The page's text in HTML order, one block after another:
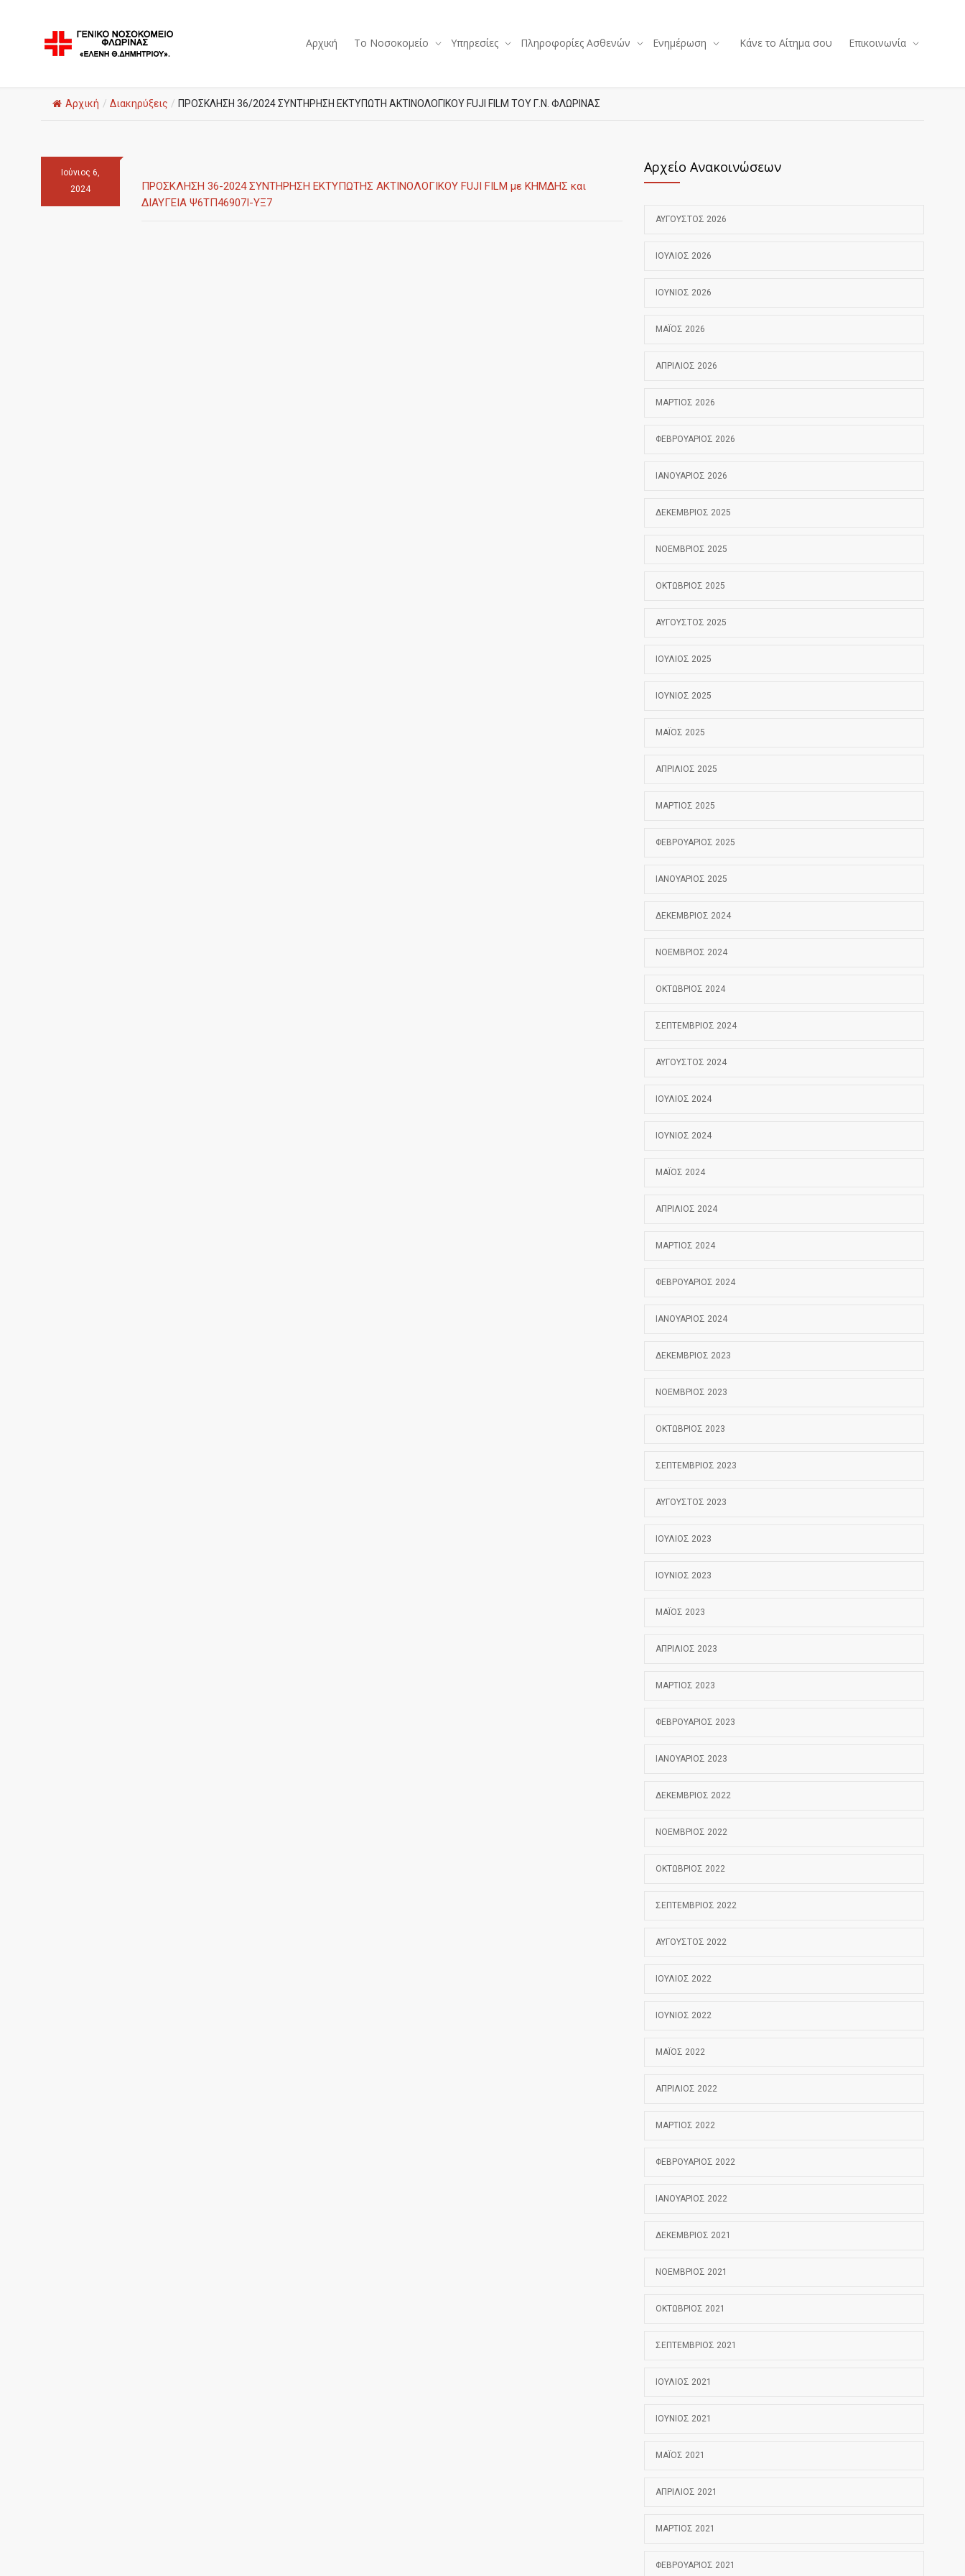
Αρχική Το Νοσοκομείο Υπηρεσίες Πληροφορίες Ασθενών Ενημέρωση Κάνε το Αίτημα σου Επικοινωνία
Αρχική / Διακηρύξεις / ΠΡΟΣΚΛΗΣΗ 36/2024 ΣΥΝΤΗΡΗΣΗ ΕΚΤΥΠΩΤΗ ΑΚΤΙΝΟΛΟΓΙΚΟΥ FUJI FILM ΤΟΥ Γ.Ν. ΦΛΩΡΙΝΑΣ
Ιούνιος 6,
2024
ΠΡΟΣΚΛΗΣΗ 36-2024 ΣΥΝΤΗΡΗΣΗ ΕΚΤΥΠΩΤΗΣ ΑΚΤΙΝΟΛΟΓΙΚΟΥ FUJI FILM με ΚΗΜΔΗΣ και
ΔΙΑΥΓΕΙΑ Ψ6ΤΠ46907Ι-ΥΞ7
Αρχείο Ανακοινώσεων
ΑΎΓΟΥΣΤΟΣ 2026
ΙΟΎΛΙΟΣ 2026
ΙΟΎΝΙΟΣ 2026
ΜΆΙΟΣ 2026
ΑΠΡΊΛΙΟΣ 2026
ΜΆΡΤΙΟΣ 2026
ΦΕΒΡΟΥΆΡΙΟΣ 2026
ΙΑΝΟΥΆΡΙΟΣ 2026
ΔΕΚΈΜΒΡΙΟΣ 2025
ΝΟΈΜΒΡΙΟΣ 2025
ΟΚΤΏΒΡΙΟΣ 2025
ΑΎΓΟΥΣΤΟΣ 2025
ΙΟΎΛΙΟΣ 2025
ΙΟΎΝΙΟΣ 2025
ΜΆΙΟΣ 2025
ΑΠΡΊΛΙΟΣ 2025
ΜΆΡΤΙΟΣ 2025
ΦΕΒΡΟΥΆΡΙΟΣ 2025
ΙΑΝΟΥΆΡΙΟΣ 2025
ΔΕΚΈΜΒΡΙΟΣ 2024
ΝΟΈΜΒΡΙΟΣ 2024
ΟΚΤΏΒΡΙΟΣ 2024
ΣΕΠΤΈΜΒΡΙΟΣ 2024
ΑΎΓΟΥΣΤΟΣ 2024
ΙΟΎΛΙΟΣ 2024
ΙΟΎΝΙΟΣ 2024
ΜΆΙΟΣ 2024
ΑΠΡΊΛΙΟΣ 2024
ΜΆΡΤΙΟΣ 2024
ΦΕΒΡΟΥΆΡΙΟΣ 2024
ΙΑΝΟΥΆΡΙΟΣ 2024
ΔΕΚΈΜΒΡΙΟΣ 2023
ΝΟΈΜΒΡΙΟΣ 2023
ΟΚΤΏΒΡΙΟΣ 2023
ΣΕΠΤΈΜΒΡΙΟΣ 2023
ΑΎΓΟΥΣΤΟΣ 2023
ΙΟΎΛΙΟΣ 2023
ΙΟΎΝΙΟΣ 2023
ΜΆΙΟΣ 2023
ΑΠΡΊΛΙΟΣ 2023
ΜΆΡΤΙΟΣ 2023
ΦΕΒΡΟΥΆΡΙΟΣ 2023
ΙΑΝΟΥΆΡΙΟΣ 2023
ΔΕΚΈΜΒΡΙΟΣ 2022
ΝΟΈΜΒΡΙΟΣ 2022
ΟΚΤΏΒΡΙΟΣ 2022
ΣΕΠΤΈΜΒΡΙΟΣ 2022
ΑΎΓΟΥΣΤΟΣ 2022
ΙΟΎΛΙΟΣ 2022
ΙΟΎΝΙΟΣ 2022
ΜΆΙΟΣ 2022
ΑΠΡΊΛΙΟΣ 2022
ΜΆΡΤΙΟΣ 2022
ΦΕΒΡΟΥΆΡΙΟΣ 2022
ΙΑΝΟΥΆΡΙΟΣ 2022
ΔΕΚΈΜΒΡΙΟΣ 2021
ΝΟΈΜΒΡΙΟΣ 2021
ΟΚΤΏΒΡΙΟΣ 2021
ΣΕΠΤΈΜΒΡΙΟΣ 2021
ΙΟΎΛΙΟΣ 2021
ΙΟΎΝΙΟΣ 2021
ΜΆΙΟΣ 2021
ΑΠΡΊΛΙΟΣ 2021
ΜΆΡΤΙΟΣ 2021
ΦΕΒΡΟΥΆΡΙΟΣ 2021